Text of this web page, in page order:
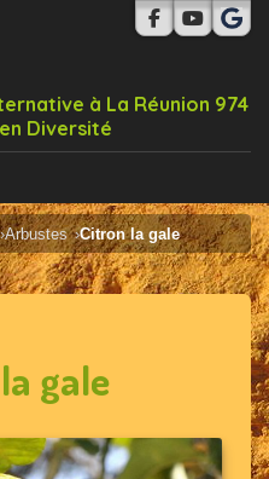
à La Réunion 974
Diversité
Arbustes Citron la gale
gale